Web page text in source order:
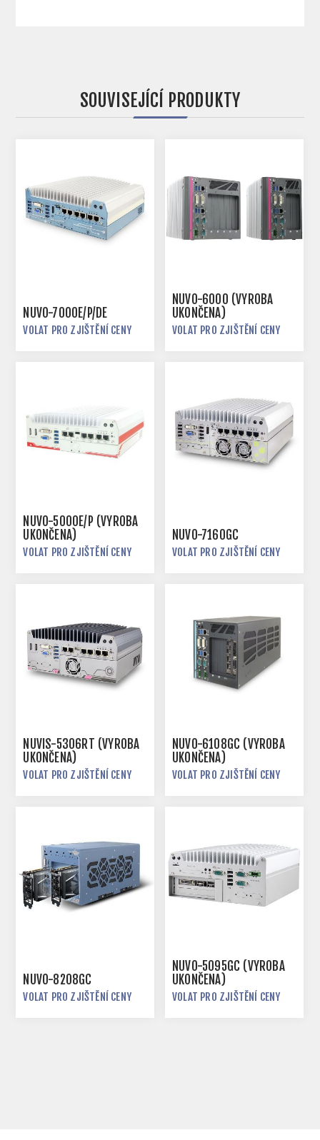
SOUVISEJÍCÍ PRODUKTY
NUVO-7000E/P/DE
VOLAT PRO ZJIŠTĚNÍ CENY
NUVO-6000 (VÝROBA
UKONČENA)
VOLAT PRO ZJIŠTĚNÍ CENY
NUVO-5000E/P (VÝROBA
UKONČENA)
VOLAT PRO ZJIŠTĚNÍ CENY
NUVO-7160GC
VOLAT PRO ZJIŠTĚNÍ CENY
NUVIS-5306RT (VÝROBA
UKONČENA)
VOLAT PRO ZJIŠTĚNÍ CENY
NUVO-6108GC (VÝROBA
UKONČENA)
VOLAT PRO ZJIŠTĚNÍ CENY
NUVO-8208GC
VOLAT PRO ZJIŠTĚNÍ CENY
NUVO-5095GC (VÝROBA
UKONČENA)
VOLAT PRO ZJIŠTĚNÍ CENY